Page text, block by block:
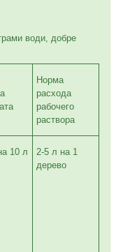
води, добре
Норма
расхода
рабочего
раствора
10 л
2-5 л на 1
дерево